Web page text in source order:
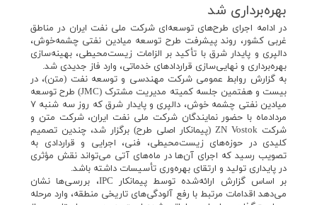
بهره‌برداری شد
در ادامه اجرای طرح‌های توسعه‌ای شرکت ملی نفت ایران در مناطق
غربی کشور، روند پیشرفت طرح‌ توسعه میادین نفتی چشمه‌خوش،
دالپری و پایدار شرق با تأکید بر الزامات زیست‌محیطی، بهینه‌سازی
بهره‌برداری و نهایی‌سازی قراردادهای خدماتی، وارد فاز جدیدی شد.
به گزارش روابط عمومی شرکت مهندسی و توسعه نفت (متن)، در
بیست و هفتمین جلسه کمیته مدیریت مشترک (JMC) طرح توسعه
میادین نفتی چشمه خوش، دالپری و پایدار شرق که روز سه شنبه ۷
مردادماه با حضور نمایندگان شرکت ملی نفت ایران، شرکت متن و
شرکت ZN Vostok (پیمانکار اصلی طرح) برگزار شد، چندین تصمیم
کلیدی در حوزه‌های زیست‌محیطی، فنی، اجرایی و قراردادی به
تصویب رسید که اجرای آن‌ها در ماه‌های آتی می‌تواند نقش مؤثری
در پایداری تولید و ارتقای بهره‌وری تأسیسات داشته باشد.
بر اساس گزارش ارائه‌شده توسط پیمانکار IPC، بررسی‌ها نشان
می‌دهد اقدامات مرتبط با رفع آلودگی‌های تاریخی منطقه، وارد مرحله